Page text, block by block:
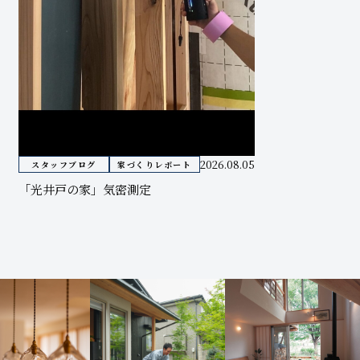
スタッフブログ 家づくりレポート 2026.08.05
「光井戸の家」気密測定